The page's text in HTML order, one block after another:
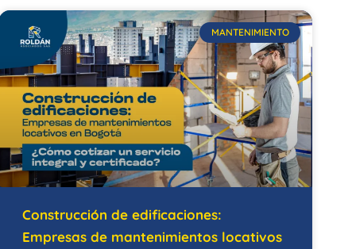
MANTENIMIENTO
Construcción de edificaciones:
Empresas de mantenimientos locativos